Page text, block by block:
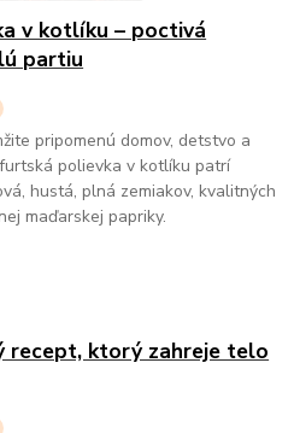
v kotlíku – poctivá
partiu
pripomenú domov, detstvo a
polievka v kotlíku patrí
hustá, plná zemiakov, kvalitných
maďarskej papriky.
recept, ktorý zahreje telo